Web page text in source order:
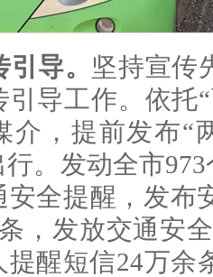
导。 坚持宣传
引导工作。依托
介，提前发布“
。发动全市
安全提醒，发布
，发放交通安
提醒短信24万余